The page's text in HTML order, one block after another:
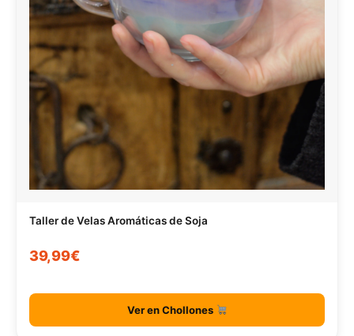
Taller de Velas Aromáticas de Soja
39,99€
Ver en Chollones